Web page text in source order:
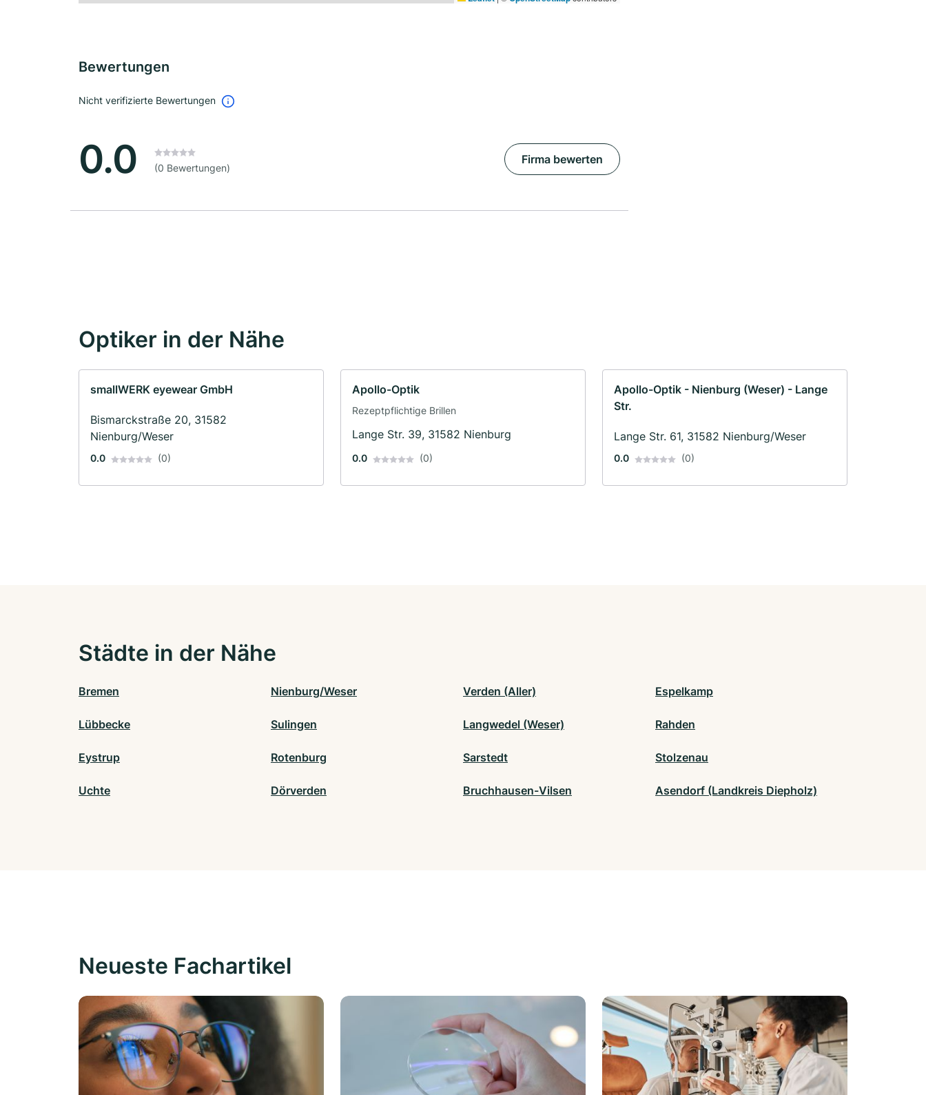
Bewertungen
Nicht verifizierte Bewertungen
0.0 (0 Bewertungen)
Firma bewerten
Optiker in der Nähe
smallWERK eyewear GmbH
Bismarckstraße 20, 31582
Nienburg/Weser
0.0 (0)
Apollo-Optik
Rezeptpflichtige Brillen
Lange Str. 39, 31582 Nienburg
0.0 (0)
Apollo-Optik - Nienburg (Weser) - Lange
Str.
Lange Str. 61, 31582 Nienburg/Weser
0.0 (0)
Städte in der Nähe
Bremen Nienburg/Weser Verden (Aller) Espelkamp
Lübbecke Sulingen Langwedel (Weser) Rahden
Eystrup Rotenburg Sarstedt Stolzenau
Uchte Dörverden Bruchhausen-Vilsen Asendorf (Landkreis Diepholz)
Neueste Fachartikel